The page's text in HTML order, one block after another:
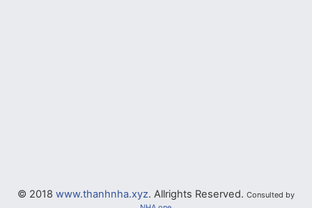
© 2018 www.thanhnha.xyz. Allrights Reserved. Consulted by